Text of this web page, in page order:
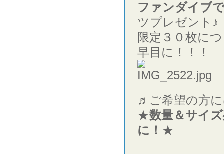
ファンダイブ
ツプレゼント♪
限定３０枚に
早目に！！！
♬ご希望の方
★数量＆サイ
に！ ★